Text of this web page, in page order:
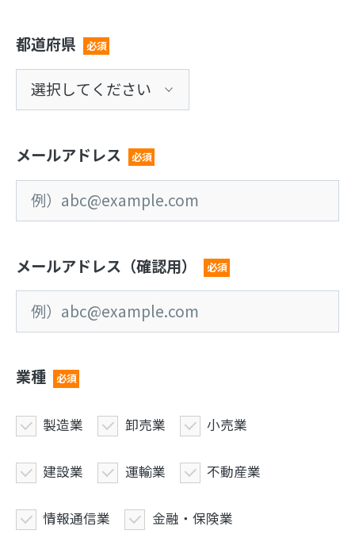
都道府県 必須
メールアドレス 必須
メールアドレス（確認用） 必須
業種 必須
製造業 卸売業 小売業
建設業 運輸業 不動産業
情報通信業 金融・保険業